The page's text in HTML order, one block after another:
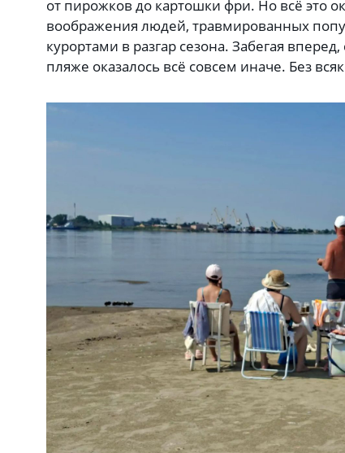
от пирожков до картошки фри. Но всё это
воображения людей, травмированных
курортами в разгар сезона. Забегая
пляже оказалось всё совсем иначе. Без